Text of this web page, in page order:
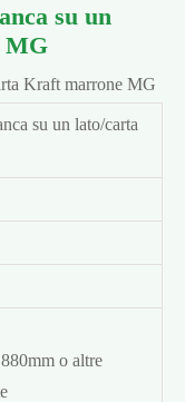
su un
MG
Kraft marrone MG
su un lato/carta
o altre